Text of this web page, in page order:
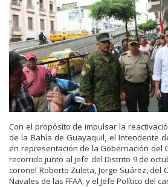
Con el propósito de impulsar la
de la Bahía de Guayaquil, el Intendente
en representación de la Gobernación del
recorrido junto al jefe del Distrito 9 de
coronel Roberto Zuleta, Jorge Suárez, del
Navales de las FFAA, y el Jefe Político del